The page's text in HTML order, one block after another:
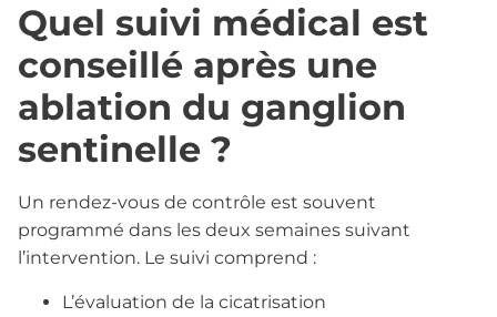
Quel suivi médical est
conseillé après une
ablation du ganglion
sentinelle ?
Un rendez-vous de contrôle est souvent
programmé dans les deux semaines suivant
l’intervention. Le suivi comprend :
L’évaluation de la cicatrisation